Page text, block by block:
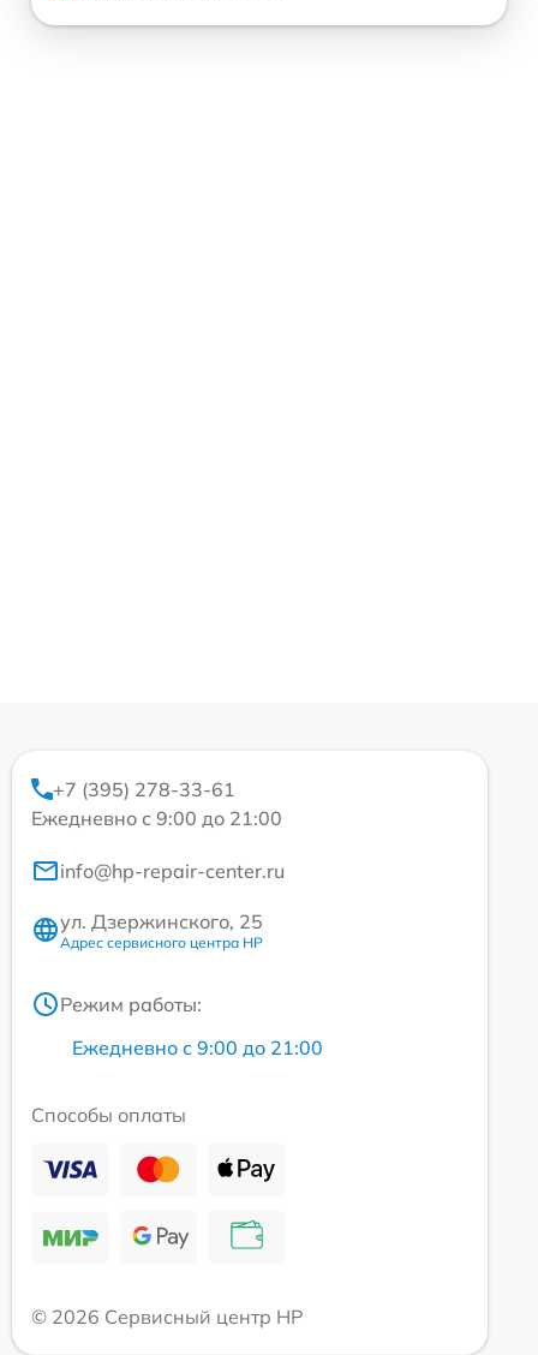
+7 (395) 278-33-61
Ежедневно с 9:00 до 21:00
info@hp-repair-center.ru
ул. Дзержинского, 25
Адрес сервисного центра HP
Режим работы:
Ежедневно с 9:00 до 21:00
Способы оплаты
© 2026 Сервисный центр HP